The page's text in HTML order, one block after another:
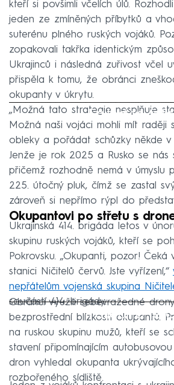
kteří si povšimli včelích úlů.
jeden ze zmíněných příbytků a
suterénu plného ruských vojáků.
zopakovali takřka identickým
Ukrajinců i následná zuřivost včel
přispěla k tomu, že obránci
okupanty v úkrytu.
Failed to
„Možná tato strategie nesplňuje
Možná naši vojáci mohli mít raději
obleky a pořádat schůzky někde v
Jenže je rok 2025 a Rusko se nás
přičemž rozhodně nemá v úmyslu
225. útočný pluk, čímž se zastal
zároveň si nepřímo rýpl do
Okupantovi po střetu s
Ukrajinská 414. brigáda letos v
skupinu ruských vojáků, kteří se
Pokrovsku. „Okupanti, pozor! Čeká
stanici Ničitelů červů. Jste vyřízení,“
nepřátelům vojenská skupina
součástí 414. brigády.
Failed to
Obránci využili sebevražedné
bezprostřední blízkosti okupantů.
na ruskou skupinu mužů, kteří se
stavení připomínajícím
dron vyhledal okupanta
rozbořeného sídliště.